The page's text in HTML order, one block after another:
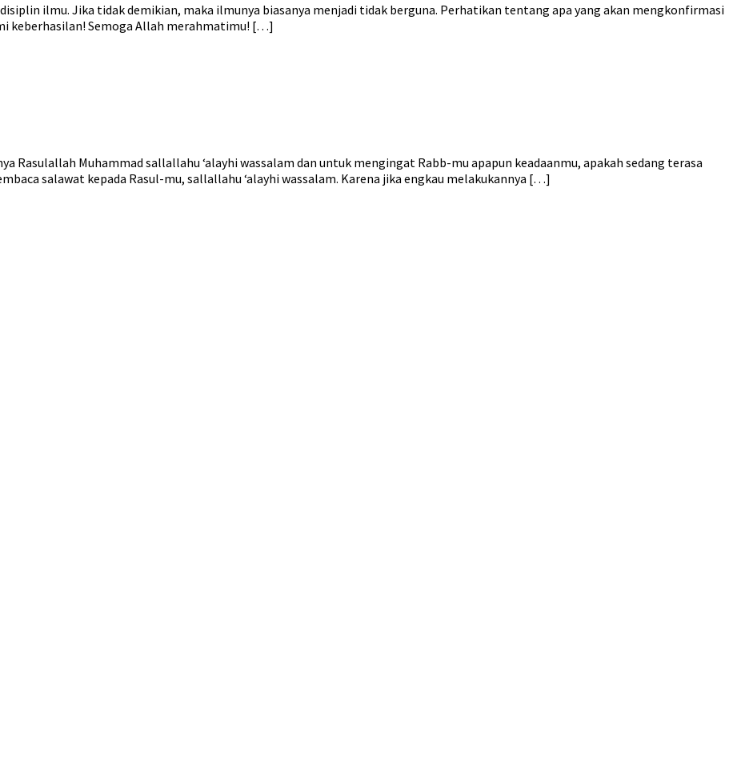
ilmu. Jika tidak demikian, maka ilmunya biasanya menjadi tidak berguna. Perhatikan tentang apa yang akan mengkonfirmasi
keberhasilan! Semoga Allah merahmatimu! […]
Rasulallah Muhammad sallallahu ‘alayhi wassalam dan untuk mengingat Rabb-mu apapun keadaanmu, apakah sedang terasa
salawat kepada Rasul-mu, sallallahu ‘alayhi wassalam. Karena jika engkau melakukannya […]